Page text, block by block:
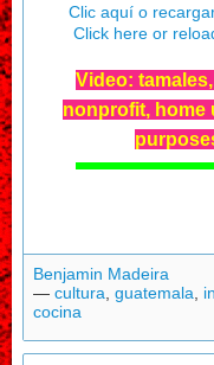
Clic aquí o
Click here or
Video:
nonprofit, home
Benjamin Madeira
—cultura ,guatemala
cocina